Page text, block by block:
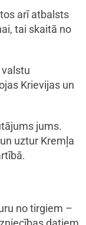
arī atbalsts
tai skaitā no
Krievijas un
jums.
uztur Kremļa
no tirgiem –